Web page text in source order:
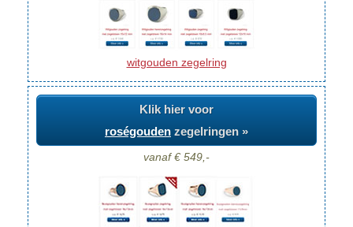
witgouden zegelring
Klik hier voor
roségouden zegelringen »
vanaf € 549,-